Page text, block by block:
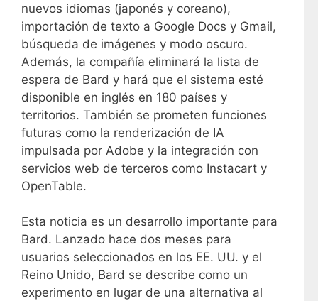
nuevos idiomas (japonés y coreano),
importación de texto a Google Docs y Gmail,
búsqueda de imágenes y modo oscuro.
Además, la compañía eliminará la lista de
espera de Bard y hará que el sistema esté
disponible en inglés en 180 países y
territorios. También se prometen funciones
futuras como la renderización de IA
impulsada por Adobe y la integración con
servicios web de terceros como Instacart y
OpenTable.
Esta noticia es un desarrollo importante para
Bard. Lanzado hace dos meses para
usuarios seleccionados en los EE. UU. y el
Reino Unido, Bard se describe como un
experimento en lugar de una alternativa al